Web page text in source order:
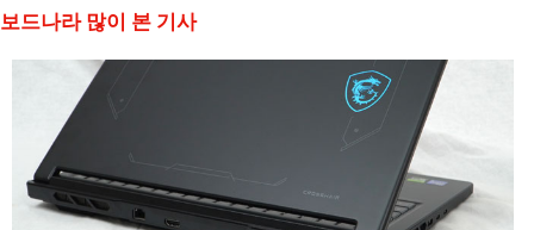
보드나라 많이 본 기사